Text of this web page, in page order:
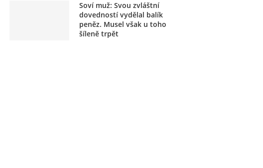
Soví muž: Svou zvláštní
dovedností vydělal balík
peněz. Musel však u toho
šíleně trpět